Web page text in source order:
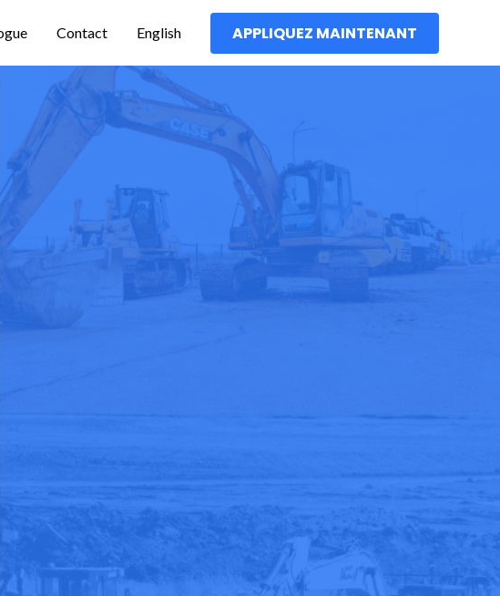
Contact English APPLIQUEZ MAINTENANT